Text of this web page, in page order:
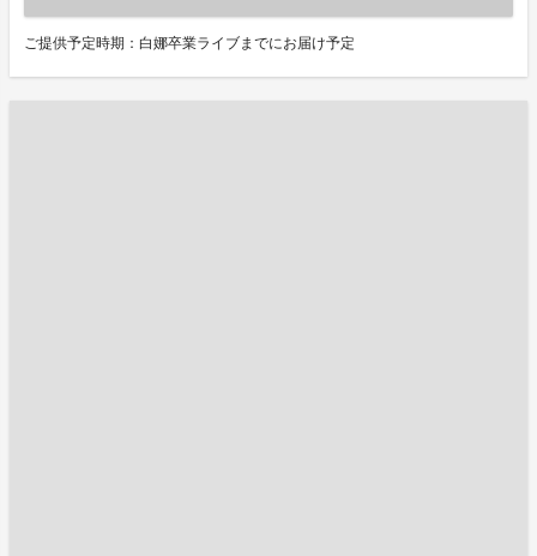
ご提供予定時期：白娜卒業ライブまでにお届け予定